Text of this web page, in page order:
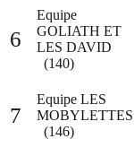
6
Equipe
GOLIATH ET
LES DAVID
(140)
7
Equipe LES
MOBYLETTES
(146)